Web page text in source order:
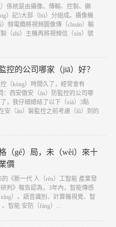
係統是由攝像、傳輸、控製、顯
）記5大部（bù）分組成。攝像機
頻電纜將視頻圖像傳（chuán）輸
（zhì）主機再將視頻信（xìn）號
控的公司哪家（jiā）好？
（kòng）時間久了，經常會有
：西安做安（ān）防監控的公司哪
，我仔細總結了以下（xià）3點
安（ān）裝監控之前考慮（lǜ）到的
（gé）局，未（wèi）來十
價
《新一代 人（rén）工智能 產業發
判》報告認為，3年內，智能傳感
）、語音識別、計算機視覺、智
智能 安防（fáng）...